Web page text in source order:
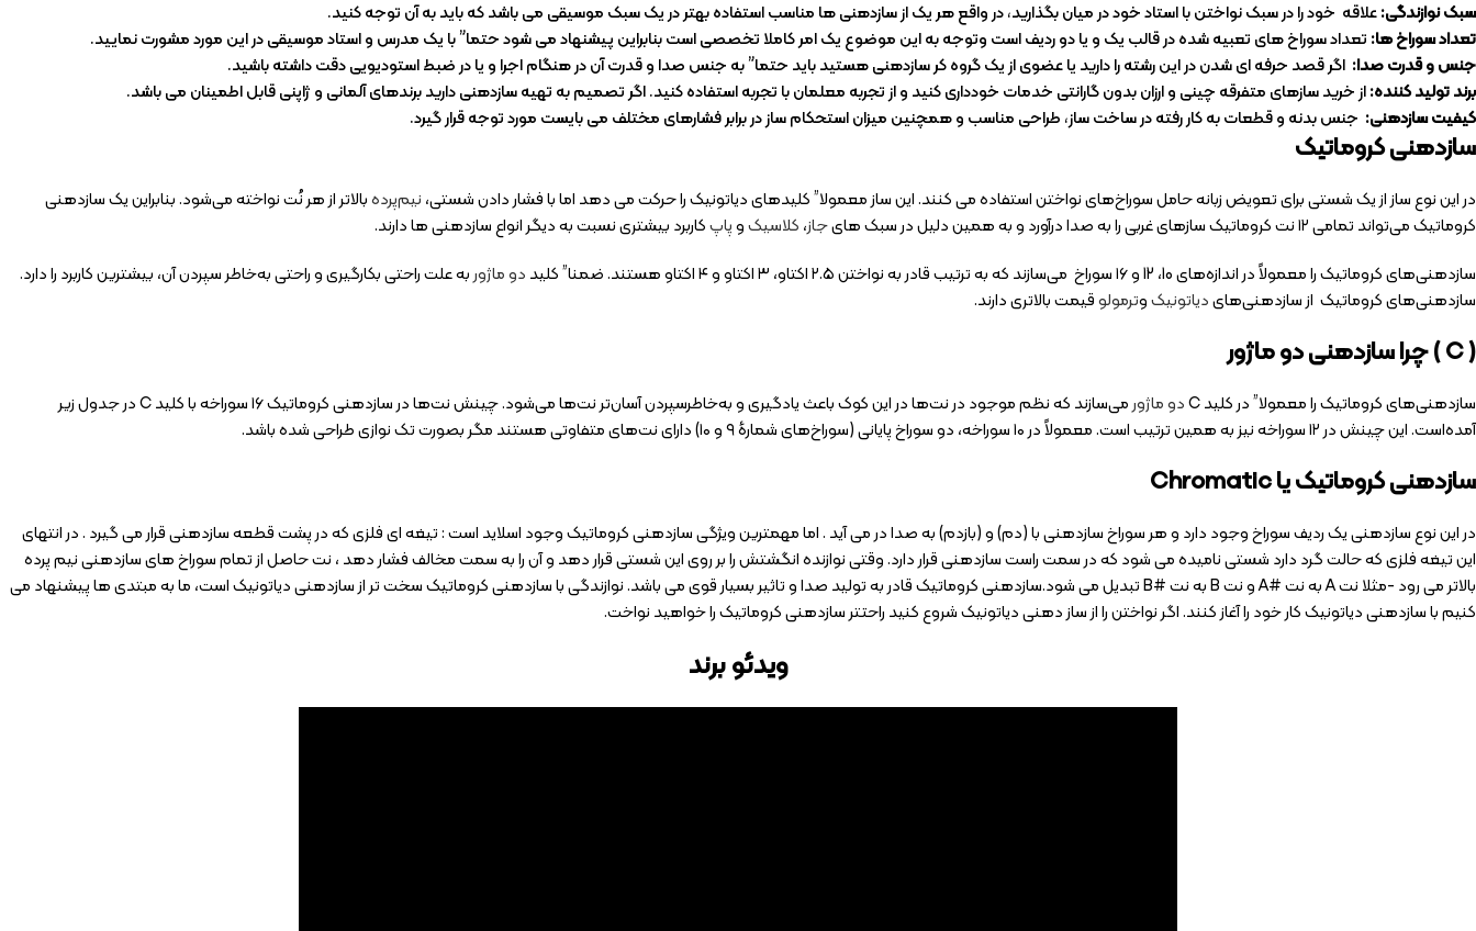
سبک نوازندگی:علاقه خود را در سبک نواختن با استاد خود در میان بگذارید، در واقع هر یک از سازدهنی ها مناسب استفاده بهتر در یک سبک موسیقی می باشد که باید به آن توجه کنید.
تعداد سوراخ ها: تعداد سوراخ های تعبیه شده در قالب یک و یا دو ردیف است وتوجه به این موضوع یک امر کاملا تخصصی است بنابراین پیشنهاد می شود حتما” با یک مدرس و استاد موسیقی در این مورد مشورت نمایید.
جنس و قدرت صدا: اگر قصد حرفه ای شدن در این رشته را دارید یا عضوی از یک گروه کر سازدهنی هستید باید حتما” به جنس صدا و قدرت آن در هنگام اجرا و یا در ضبط استودیویی دقت داشته باشید.
برند تولید کننده:از خرید سازهای متفرقه چینی و ارزان بدون گارانتی خدمات خودداری کنید و از تجربه معلمان با تجربه استفاده کنید. اگر تصمیم به تهیه سازدهنی دارید برندهای آلمانی و ژاپنی قابل اطمینان می باشد.
کیفیت سازدهنی: جنس بدنه و قطعات به کار رفته در ساخت ساز، طراحی مناسب و همچنین میزان استحکام ساز در برابر فشارهای مختلف می بایست مورد توجه قرار گیرد.
سازدهنی کروماتیک
در این نوع ساز از یک شستی برای تعویض زبانه حامل سوراخ‌های نواختن استفاده‌ می کنند. این ساز معمولا” کلیدهای دیاتونیک را حرکت می دهد اما با فشار دادن شستی، نیم‌پردهبالاتر از هر نُت نواخته می‌شود. بنابراین یک سازدهنی
کروماتیک می‌تواند تمامی ۱۲ نت کروماتیک سازهای غربی را به صدا درآورد و به همین دلیل در سبک های
جاز، کلاسیکوپاپکاربرد بیشتری نسبت به دیگر انواع سازدهنی ها دارند.
سازدهنی‌های کروماتیک را معمولاً در اندازه‌های 10، 12 و ۱۶ سوراخ می‌سازند که به ترتیب قادر به نواختن ۲.۵ اکتاو، ۳ اکتاو و ۴ اکتاو هستند. ضمنا” کلید
دو ماژوربه علت راحتی بکارگیری و راحتی به‌خاطر سپردن آن، بیشترین کاربرد را دارد.
سازدهنی‌های کروماتیک از سازدهنی‌هایدیاتونیکوترمولوقیمت بالاتری دارند.
( C ) چرا سازدهنی دو ماژور
سازدهنی‌های کروماتیک را معمولا” در کلید C دو ماژور
می‌سازند که نظم موجود در نت‌ها در این کوک باعث یادگیری و به‌خاطرسپردن آسان‌تر نت‌ها می‌شود. چینش نت‌ها در سازدهنی کروماتیک ۱۶ سوراخه با کلید C در جدول زیر
آمده‌است. این چینش در ۱۲ سوراخه نیز به همین ترتیب است. معمولاً در ۱۰ سوراخه، دو سوراخ پایانی (سوراخ‌های شمارهٔ ۹ و ۱۰) دارای نت‌های متفاوتی هستند مگر بصورت تک نوازی طراحی شده باشد.
سازدهنی کروماتیک یا Chromatic
در این نوع سازدهنی یک ردیف سوراخ وجود دارد و هر سوراخ سازدهنی با (دم) و (بازدم) به صدا در می آید . اما مهمترین ویژگی سازدهنی کروماتیک وجود اسلاید است : تیغه ای فلزی که در پشت قطعه سازدهنی قرار می گیرد . در انتهای
این تیغه فلزی که حالت گرد دارد شستی نامیده می شود که در سمت راست سازدهنی قرار دارد. وقتی نوازنده انگشتش را بر روی این شستی قرار دهد و آن را به سمت مخالف فشار دهد ، نت حاصل از تمام سوراخ های سازدهنی نیم پرده
بالاتر می رود -مثلا نت A به نت #A و نت B به نت #B تبدیل می شود.سازدهنی کروماتیک قادر به تولید صدا و تاثیر بسیار قوی می باشد. نوازندگی با سازدهنی کروماتیک سخت تر از سازدهنی دیاتونیک است، ما به مبتدی ها پیشنهاد می
کنیم با سازدهنی دیاتونیک کار خود را آغاز کنند. اگر نواختن را از ساز دهنی دیاتونیک شروع کنید راحتتر سازدهنی کروماتیک را خواهید نواخت.
ویدئو برند